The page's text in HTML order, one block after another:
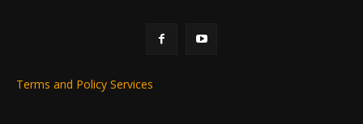
Terms and Policy Services